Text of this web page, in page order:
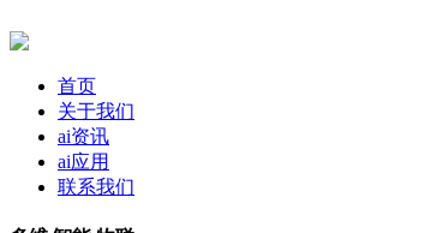
首页
关于我们
ai资讯
ai应用
联系我们